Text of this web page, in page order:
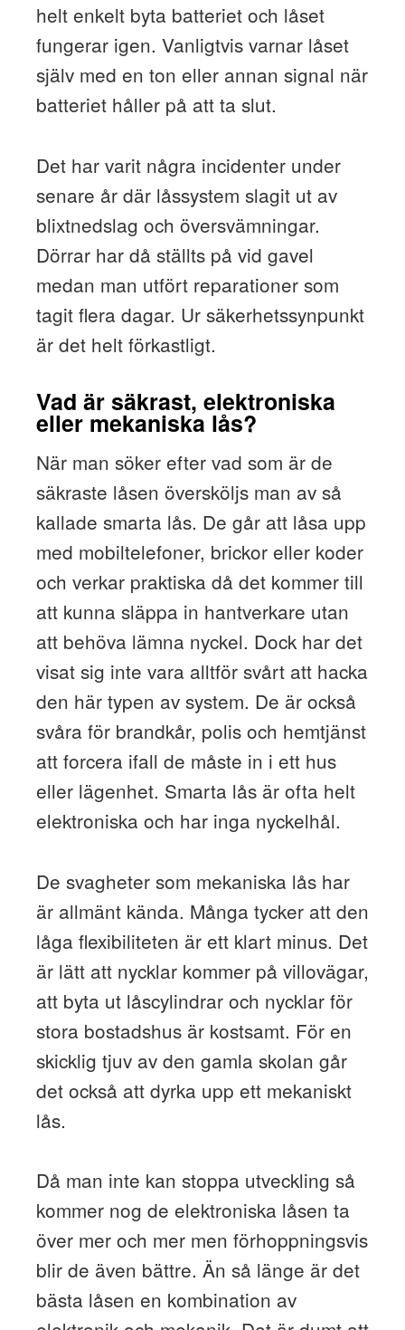
helt enkelt byta batteriet och låset
fungerar igen. Vanligtvis varnar låset
själv med en ton eller annan signal när
batteriet håller på att ta slut.
Det har varit några incidenter under
senare år där låssystem slagit ut av
blixtnedslag och översvämningar.
Dörrar har då ställts på vid gavel
medan man utfört reparationer som
tagit flera dagar. Ur säkerhetssynpunkt
är det helt förkastligt.
Vad är säkrast, elektroniska
eller mekaniska lås?
När man söker efter vad som är de
säkraste låsen översköljs man av så
kallade smarta lås. De går att låsa upp
med mobiltelefoner, brickor eller koder
och verkar praktiska då det kommer till
att kunna släppa in hantverkare utan
att behöva lämna nyckel. Dock har det
visat sig inte vara alltför svårt att hacka
den här typen av system. De är också
svåra för brandkår, polis och hemtjänst
att forcera ifall de måste in i ett hus
eller lägenhet. Smarta lås är ofta helt
elektroniska och har inga nyckelhål.
De svagheter som mekaniska lås har
är allmänt kända. Många tycker att den
låga flexibiliteten är ett klart minus. Det
är lätt att nycklar kommer på villovägar,
att byta ut låscylindrar och nycklar för
stora bostadshus är kostsamt. För en
skicklig tjuv av den gamla skolan går
det också att dyrka upp ett mekaniskt
lås.
Då man inte kan stoppa utveckling så
kommer nog de elektroniska låsen ta
över mer och mer men förhoppningsvis
blir de även bättre. Än så länge är det
bästa låsen en kombination av